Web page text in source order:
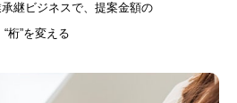
継ビジネスで、提案金額の
“桁”を変える